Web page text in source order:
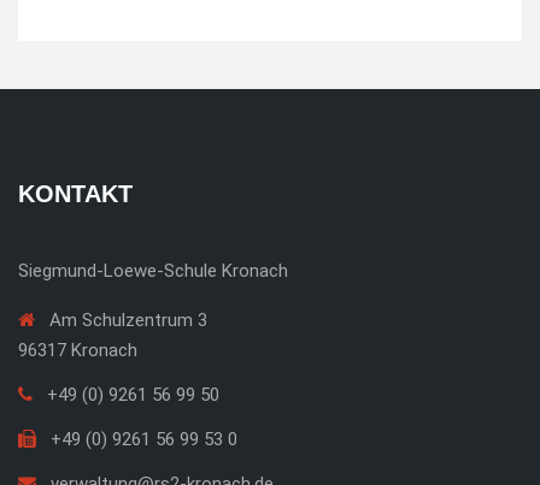
KONTAKT
Siegmund-Loewe-Schule Kronach
Am Schulzentrum 3
96317 Kronach
+49 (0) 9261 56 99 50
+49 (0) 9261 56 99 53 0